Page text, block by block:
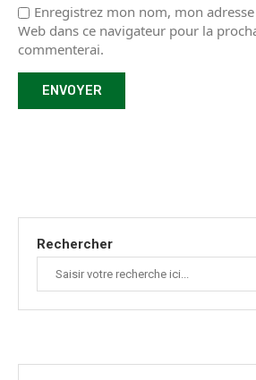
Enregistrez mon nom, mon
Web dans ce navigateur pour la
commenterai.
Rechercher